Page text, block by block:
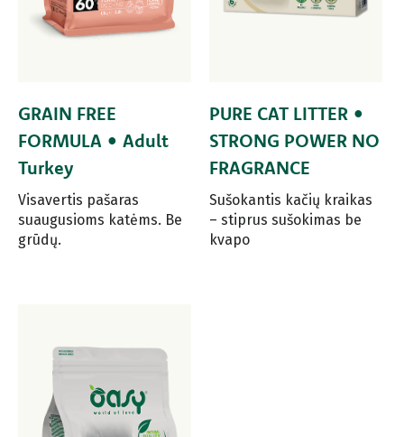
GRAIN FREE
FORMULA • Adult
Turkey
Visavertis pašaras
suaugusioms katėms. Be
grūdų.
PURE CAT LITTER •
STRONG POWER NO
FRAGRANCE
Sušokantis kačių kraikas
– stiprus sušokimas be
kvapo